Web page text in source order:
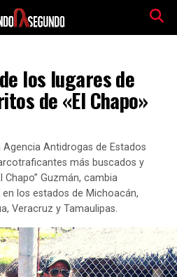
los lugares de
de «El Chapo»
Agencia Antidrogas de Estados
más buscados y
Guzmán, cambia
los estados de Michoacán,
Veracruz y Tamaulipas.